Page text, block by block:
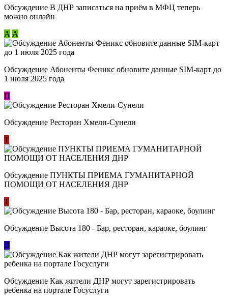
Обсуждение В ДНР записаться на приём в МФЦ теперь
можно онлайн
А А
Обсуждение Абоненты Феникс обновите данные SIM-карт до
1 июля 2025 года
П
Обсуждение Ресторан Хмели-Сунели
Т
Обсуждение ​ПУНКТЫ ПРИЕМА ГУМАНИТАРНОЙ
ПОМОЩИ ОТ НАСЕЛЕНИЯ ДНР
Т
Обсуждение Высота 180 - Бар, ресторан, караоке, боулинг
Л
Обсуждение Как жители ДНР могут зарегистрировать
ребенка на портале Госуслуги